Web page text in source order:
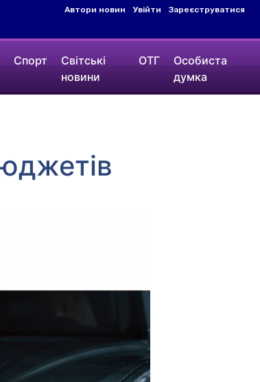
Автори новин Увійти Зареєструватися
Спорт
Світські
новини
ОТГ
Особиста
думка